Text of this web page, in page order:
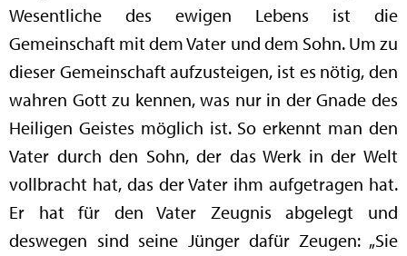
Wesentliche des ewigen Lebens ist die
Gemeinschaft mit dem Vater und dem Sohn. Um zu
dieser Gemeinschaft aufzusteigen, ist es nötig, den
wahren Gott zu kennen, was nur in der Gnade des
Heiligen Geistes möglich ist. So erkennt man den
Vater durch den Sohn, der das Werk in der Welt
vollbracht hat, das der Vater ihm aufgetragen hat.
Er hat für den Vater Zeugnis abgelegt und
deswegen sind seine Jünger dafür Zeugen: „Sie